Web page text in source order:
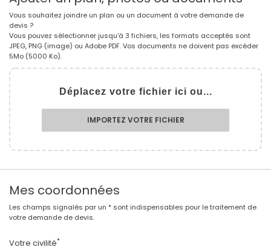
Vous souhaitez joindre un plan ou un document à votre demande de
devis ?
Vous pouvez sélectionner jusqu'à 3 fichiers, les formats acceptés sont
JPEG, PNG (image) ou Adobe PDF. Vos documents ne doivent pas excéder
5Mo (5000 Ko).
Déplacez votre fichier ici ou...
IMPORTEZ VOTRE FICHIER
Mes coordonnées
Les champs signalés par un * sont indispensables pour le traitement de
votre demande de devis.
Votre civilité*